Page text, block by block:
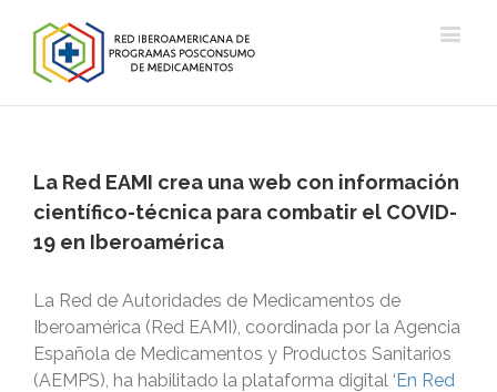
La Red EAMI crea una web con información
científico-técnica para combatir el COVID-
19 en Iberoamérica
La Red de Autoridades de Medicamentos de
Iberoamérica (Red EAMI), coordinada por la Agencia
Española de Medicamentos y Productos Sanitarios
(AEMPS), ha habilitado la plataforma digital ‘En Red